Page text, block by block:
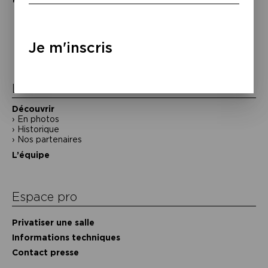
de
l’article
La Maison de la Poésie
Découvrir
En photos
Historique
Nos partenaires
L’équipe
Espace pro
Privatiser une salle
Informations techniques
Contact presse
Je m'inscris